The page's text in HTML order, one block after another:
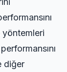
diğer